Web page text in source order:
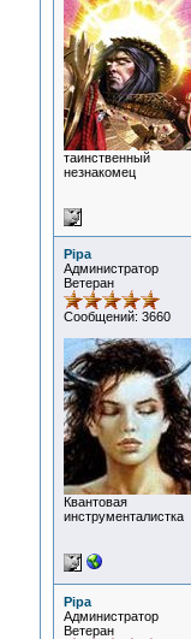
таинственный
незнакомец
Pipa
Администратор
Ветеран
Сообщений: 3660
Квантовая
инструменталистка
Pipa
Администратор
Ветеран